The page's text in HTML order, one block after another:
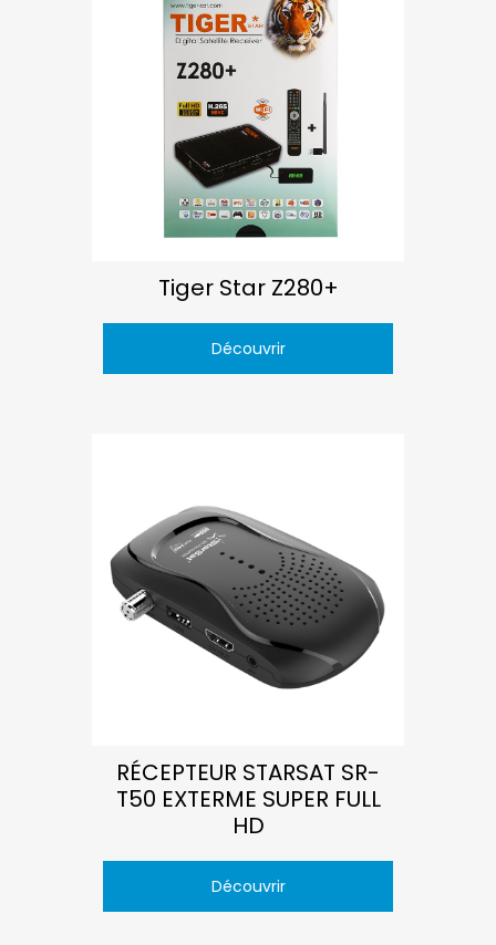
Tiger Star Z280+
Découvrir
RÉCEPTEUR STARSAT SR-
T50 EXTERME SUPER FULL
HD
Découvrir